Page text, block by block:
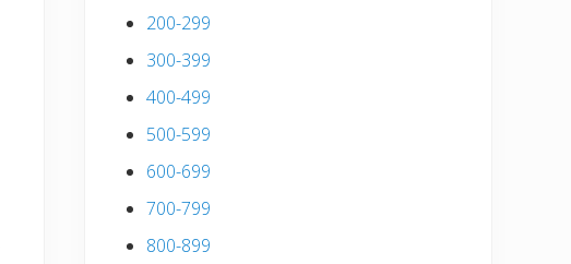
200-299
300-399
400-499
500-599
600-699
700-799
800-899